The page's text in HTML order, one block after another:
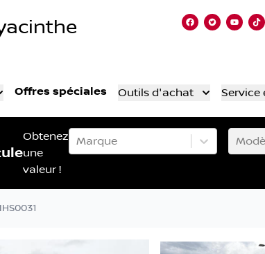
Lien vers
Lien vers
Lien
Offres spéciales Outils d'achat Service
Obtenez
une
valeur !
Marque